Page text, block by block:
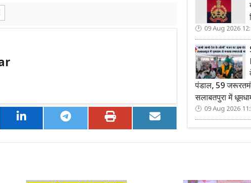
09 Aug 2026
पंडाल, 59
सलाबतपुरा में
09 Aug 2026